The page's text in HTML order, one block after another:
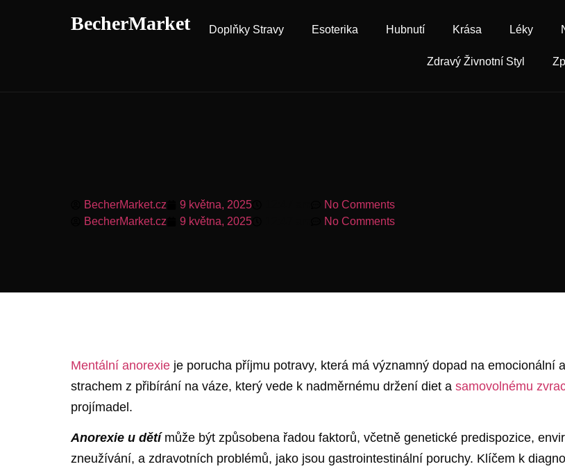
BecherMarket Doplňky Stravy Esoterika Hubnutí Krása Léky
Zdravý Živnotní Styl
BecherMarket.cz 9 května, 2025
No Comments
BecherMarket.cz
9 května, 2025 No Comments
Mentální anorexie je porucha příjmu potravy, která má významný dopad na emocionální
strachem z přibírání na váze, který vede k nadměrnému držení diet a samovolnému
projímadel.
Anorexie u dětímůže být způsobena řadou faktorů, včetně genetické predispozice,
zneužívání, a zdravotních problémů, jako jsou gastrointestinální poruchy. Klíčem k